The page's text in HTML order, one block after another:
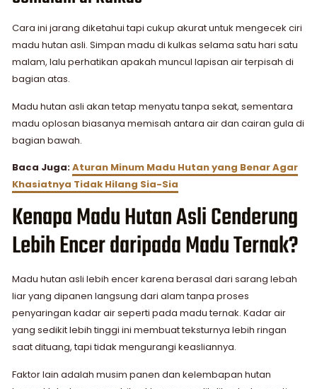
Cara ini jarang diketahui tapi cukup akurat untuk mengecek ciri
madu hutan asli. Simpan madu di kulkas selama satu hari satu
malam, lalu perhatikan apakah muncul lapisan air terpisah di
bagian atas.
Madu hutan asli akan tetap menyatu tanpa sekat, sementara
madu oplosan biasanya memisah antara air dan cairan gula di
bagian bawah.
Baca Juga:Aturan Minum Madu Hutan yang Benar Agar
Khasiatnya Tidak Hilang Sia-Sia
Kenapa Madu Hutan Asli Cenderung
Lebih Encer daripada Madu Ternak?
Madu hutan asli lebih encer karena berasal dari sarang lebah
liar yang dipanen langsung dari alam tanpa proses
penyaringan kadar air seperti pada madu ternak. Kadar air
yang sedikit lebih tinggi ini membuat teksturnya lebih ringan
saat dituang, tapi tidak mengurangi keasliannya.
Faktor lain adalah musim panen dan kelembapan hutan